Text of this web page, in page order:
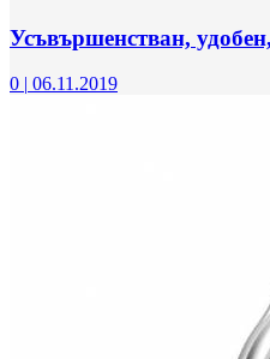
Усъвършенстван,
0 | 06.11.2019